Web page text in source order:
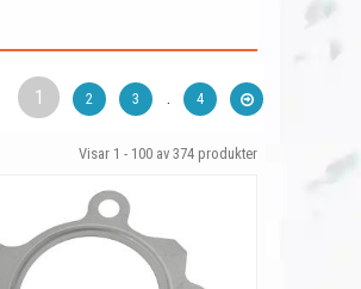
1 2 3 . 4
Visar 1 - 100 av 374 produkter